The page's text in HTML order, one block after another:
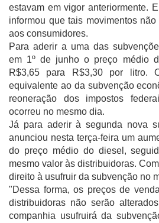
estavam em vigor anteriormente.
informou que tais movimentos
aos consumidores.
Para aderir a uma das
em 1º de junho o preço médio
R$3,65 para R$3,30 por litro.
equivalente ao da subvenção
reoneração dos impostos
ocorreu no mesmo dia.
Já para aderir à segunda nova
anunciou nesta terça-feira um
do preço médio do diesel,
mesmo valor às distribuidoras.
direito à usufruir da subvenção no
"Dessa forma, os preços de
distribuidoras não serão
companhia usufruirá da